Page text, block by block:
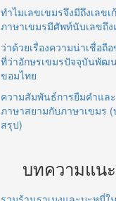
ทำไมเลขเขมรจึงมีถึงเลข
ภาษาเขมรมีศัพท์นับเลขถึ
ว่าด้วยเรื่องความน่าเชื่อถื
ที่ว่าอักษรเขมรปัจจุบันพัฒ
ขอมไทย
ความสัมพันธ์การยืมคำแล
ภาษาสยามกับภาษาเขมร
สรุป)
บทความแน